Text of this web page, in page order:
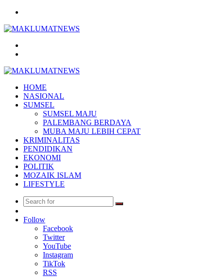
HOME
NASIONAL
SUMSEL
SUMSEL MAJU
PALEMBANG BERDAYA
MUBA MAJU LEBIH CEPAT
KRIMINALITAS
PENDIDIKAN
EKONOMI
POLITIK
MOZAIK ISLAM
LIFESTYLE
Search
Article
Follow
Facebook
Twitter
YouTube
Instagram
TikTok
RSS